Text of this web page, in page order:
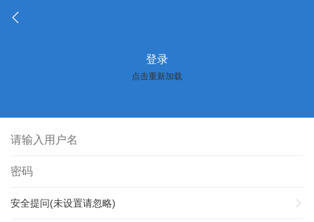
登录
点击重新加载
安全提问(未设置请忽略)